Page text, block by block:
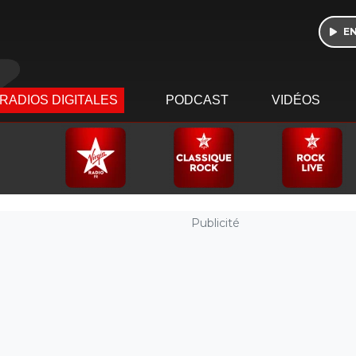
RADIOS DIGITALES PODCAST VIDÉOS
Publicité